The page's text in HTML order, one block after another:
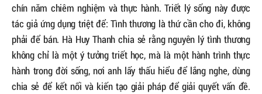
chín năm chiêm nghiệm và thực hành. Triết lý sống này được
tác giả ứng dụng triệt để: Tình thương là thứ cần cho đi, không
phải để bán. Hà Huy Thanh chia sẻ rằng nguyên lý tình thương
không chỉ là một ý tưởng triết học, mà là một hành trình thực
hành trong đời sống, nơi anh lấy thấu hiểu để lắng nghe, dùng
chia sẻ để kết nối và kiến tạo giải pháp để giải quyết vấn đề.